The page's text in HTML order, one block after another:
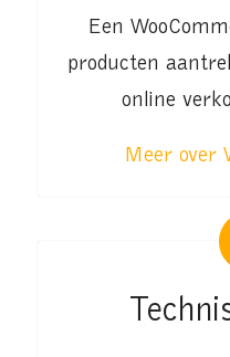
Een
producten
online
Meer over